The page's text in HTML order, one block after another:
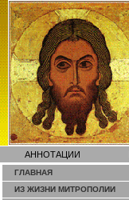
АННОТАЦИИ
ГЛАВНАЯ
ИЗ ЖИЗНИ МИТРОПОЛИИ